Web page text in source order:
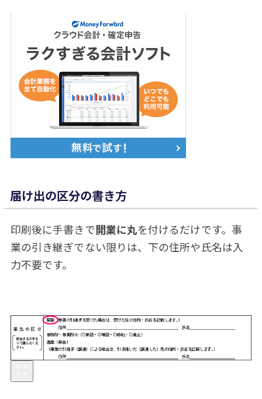
届け出の区分の書き方
印刷後に手書きで開業に丸を付けるだけです。事
業の引き継ぎでない限りは、下の住所や氏名は入
力不要です。